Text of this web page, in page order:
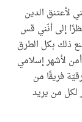
لأعتنق الدين
إلى أنّني قس
ذلك بكل الطرق
لأشهر إسلامي
فريقًا من
لكل من يريد